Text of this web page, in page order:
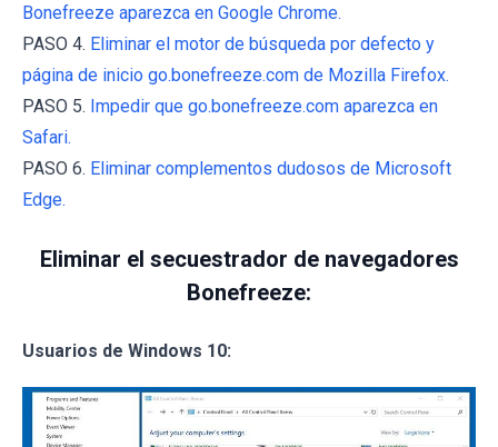
Bonefreeze aparezca en Google Chrome.
PASO 4. Eliminar el motor de búsqueda por defecto y
página de inicio go.bonefreeze.com de Mozilla Firefox.
PASO 5. Impedir que go.bonefreeze.com aparezca en
Safari.
PASO 6. Eliminar complementos dudosos de Microsoft
Edge.
Eliminar el secuestrador de navegadores
Bonefreeze:
Usuarios de Windows 10: